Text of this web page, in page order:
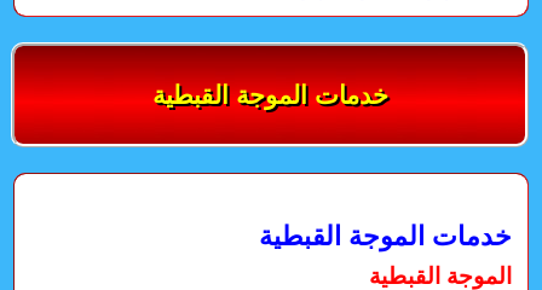
خدمات الموجة القبطية
خدمات الموجة القبطية
الموجة القبطية